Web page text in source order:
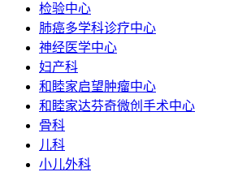
检验中心
肺癌多学科诊疗中心
神经医学中心
妇产科
和睦家启望肿瘤中心
和睦家达芬奇微创手术中心
骨科
儿科
小儿外科